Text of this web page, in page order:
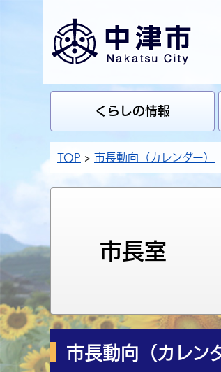
くらしの情報
TOP 市長動向（カレンダー）
市長室
市長動向（カレン